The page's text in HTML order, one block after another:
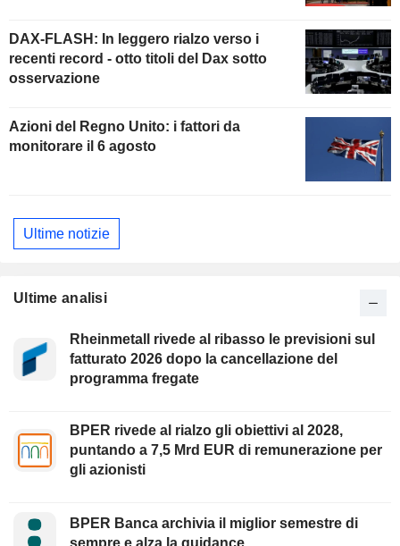
DAX-FLASH: In leggero rialzo verso i
recenti record - otto titoli del Dax sotto
osservazione
Azioni del Regno Unito: i fattori da
monitorare il 6 agosto
Ultime notizie
Ultime analisi
Rheinmetall rivede al ribasso le previsioni sul
fatturato 2026 dopo la cancellazione del
programma fregate
BPER rivede al rialzo gli obiettivi al 2028,
puntando a 7,5 Mrd EUR di remunerazione per
gli azionisti
BPER Banca archivia il miglior semestre di